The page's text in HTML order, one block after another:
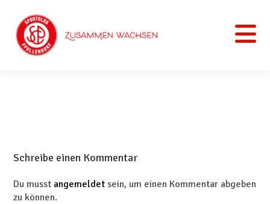
Schreibe einen Kommentar
Du musst angemeldet sein, um einen Kommentar abgeben
zu können.